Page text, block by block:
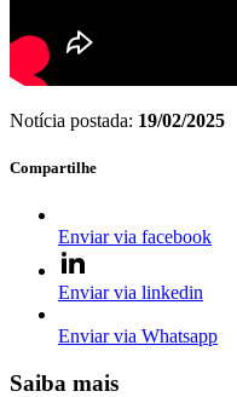
Notícia postada: 19/02/2025
Compartilhe
Enviar via facebook
Enviar via linkedin
Enviar via Whatsapp
Saiba mais